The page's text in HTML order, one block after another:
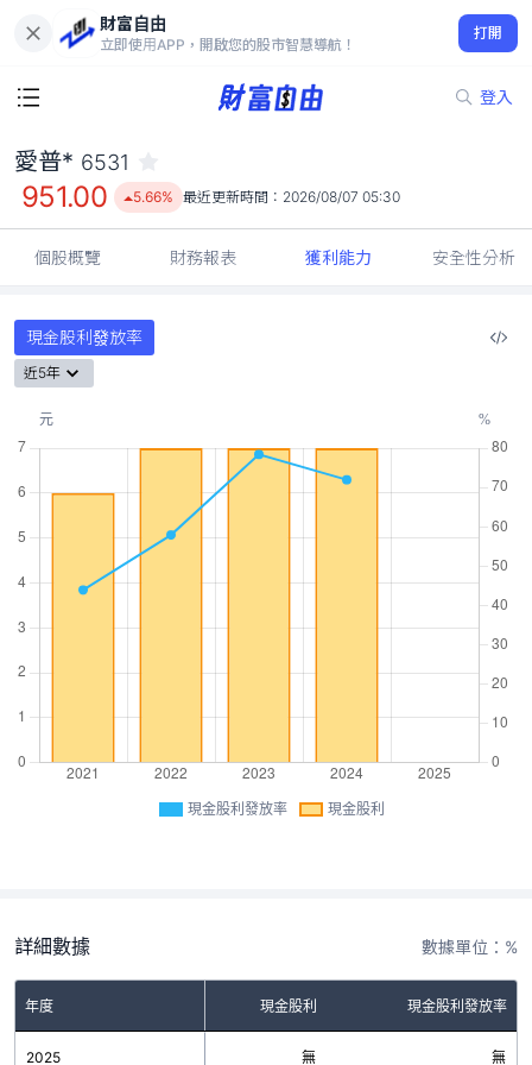
財富自由
立即使用APP，開啟您的股市智慧導航！
打開
登入
951.00
5.66%
愛普* 6531
951.00 5.66% 最近更新時間： 2026/08/07 05:30
個股概覽 財務報表 獲利能力 安全性分析
現金股利發放率
近5年
現金股利發放率 現金股利
詳細數據 數據單位：%
年度 現金股利 現金股利發放率
2025 無 無